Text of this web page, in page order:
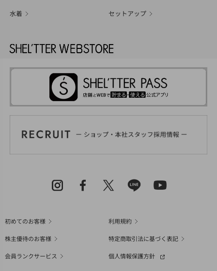
水着 セットアップ
初めてのお客様
利用規約
株主優待のお客様
特定商取引法に基づく表記
会員ランクサービス
個人情報保護方針